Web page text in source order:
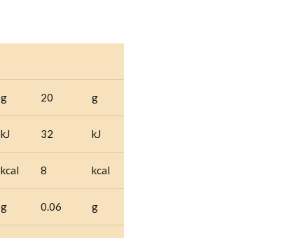
g 20 g
kJ 32 kJ
kcal 8 kcal
g 0.06 g